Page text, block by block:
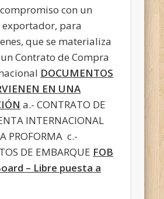
con un
exportador, para
que se materializa
Contrato de Compra
DOCUMENTOS
EN UNA
a.- CONTRATO DE
INTERNACIONAL
PROFORMA c.-
DE EMBARQUE FOB
– Libre puesta a